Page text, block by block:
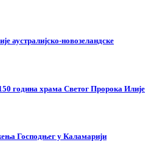
аустралијско-новозеландске
година храма Светог Пророка Илије
Господњег у Каламарији